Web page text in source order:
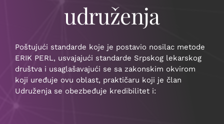
udruženja
Poštujući standarde koje je postavio nosilac metode
ERIK PERL, usvajajući standarde Srpskog lekarskog
društva i usaglašavajući se sa zakonskim okvirom
koji uređuje ovu oblast, praktičaru koji je član
Udruženja se obezbeđuje kredibilitet i: